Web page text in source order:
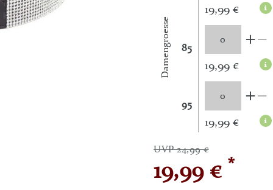
Damengroesse
19,99 €
85
19,99 €
95
19,99 €
UVP 24,99 €
19,99 € *